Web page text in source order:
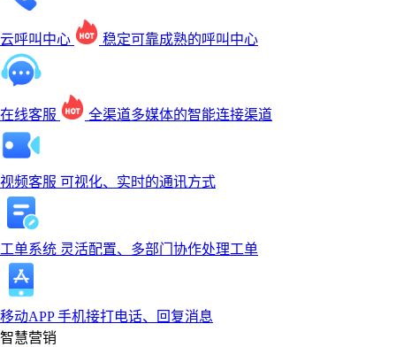
云呼叫中心 稳定可靠成熟的呼叫中心
在线客服 全渠道多媒体的智能连接渠道
视频客服 可视化、实时的通讯方式
工单系统 灵活配置、多部门协作处理工单
移动APP手机接打电话、回复消息
智慧营销